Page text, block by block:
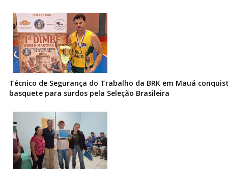
Técnico de Segurança do Trabalho da BRK em Mauá
basquete para surdos pela Seleção Brasileira